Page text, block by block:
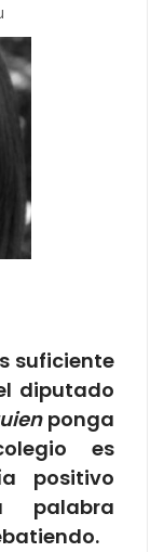
suficiente
diputado
ponga
es
positivo
palabra